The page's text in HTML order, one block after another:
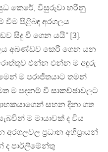
කෙරේ, විසුරුවා හරිනු
වීම පිළිබඳ අරගලය
සිදු වී ගෙන යයි” [3].
අඛණ්ඩව කෙරී ගෙන යන
එන්න එන්න ම අඳුරු
ම පරාජිතයාට තමන්
ම පදනම් වී සාකච්ඡාවලට
සහන දිනා ගත
ම මායාවක් ද විය
අරගලවල ප්‍රධාන අභිප්‍රායන්
ද පාර්ලිමේන්තු